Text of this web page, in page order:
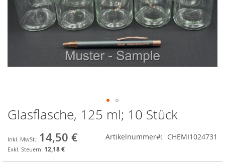
Zum
Anfang
Bildgalerie
springen
Glasflasche, 125 ml; 10 Stück
14,50 €
12,18 €
Artikelnummer CHEMI1024731